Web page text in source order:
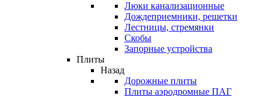
Люки канализационные
Дождеприемники, решетки
Лестницы, стремянки
Скобы
Запорные устройства
Плиты
Назад
Дорожные плиты
Плиты аэродромные ПАГ